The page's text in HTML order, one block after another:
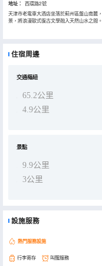
地址：
西環路2號
天津市老電車大酒店坐落於薊州區盤山南麓
景，將浪漫歐式復古文學融入天然山水之間
15分鐘可達火車站薊州站/薊州北站、萬達
極為便利。是去往西井峪文化藝術村、鼓樓
之選。酒店周邊綠樹林蔭、遠眺羣山，讓您置
住宿周邊
交通樞紐
65.2公里
4.9公里
景點
9.9公里
3公里
設施服務
熱門服務設施
行李寄存 叫醒服務